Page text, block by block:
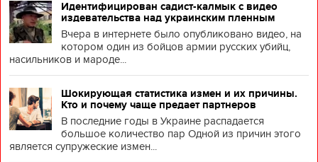
Идентифицирован садист-калмык с видео
издевательства над украинским пленным
Вчера в интернете было опубликовано видео, на
котором один из бойцов армии русских убийц,
насильников и мароде...
Шокирующая статистика измен и их причины.
Кто и почему чаще предает партнеров
В последние годы в Украине распадается
большое количество пар Одной из причин этого
является супружеские измен...